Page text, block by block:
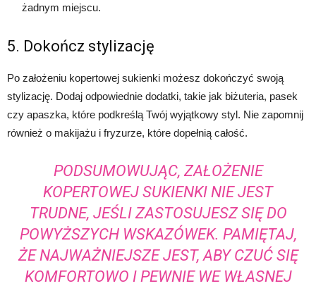
żadnym miejscu.
5. Dokończ stylizację
Po założeniu kopertowej sukienki możesz dokończyć swoją
stylizację. Dodaj odpowiednie dodatki, takie jak biżuteria, pasek
czy apaszka, które podkreślą Twój wyjątkowy styl. Nie zapomnij
również o makijażu i fryzurze, które dopełnią całość.
PODSUMOWUJĄC, ZAŁOŻENIE
KOPERTOWEJ SUKIENKI NIE JEST
TRUDNE, JEŚLI ZASTOSUJESZ SIĘ DO
POWYŻSZYCH WSKAZÓWEK. PAMIĘTAJ,
ŻE NAJWAŻNIEJSZE JEST, ABY CZUĆ SIĘ
KOMFORTOWO I PEWNIE WE WŁASNEJ